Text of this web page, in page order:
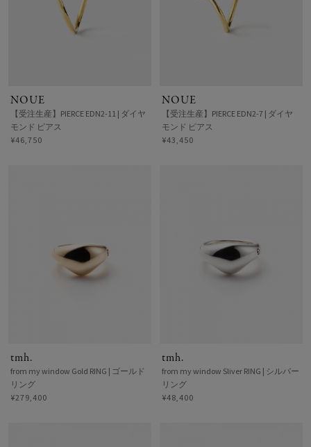
NOUE
【受注生産】PIERCE EDN2-11 | ダイヤ
モンド ピアス
¥46,750
NOUE
【受注生産】PIERCE EDN2-7 | ダイヤ
モンド ピアス
¥43,450
tmh.
from my window Gold RING | ゴールド
リング
¥279,400
tmh.
from my window Sliver RING | シルバー
リング
¥48,400